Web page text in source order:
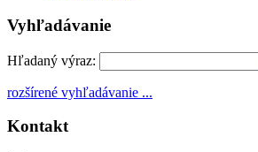
Vyhľadávanie
Hľadaný výraz:
rozšírené vyhľadávanie ...
Kontakt